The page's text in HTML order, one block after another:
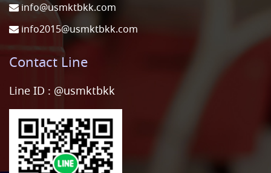
info@usmktbkk.com
info2015@usmktbkk.com
Contact Line
Line ID : @usmktbkk